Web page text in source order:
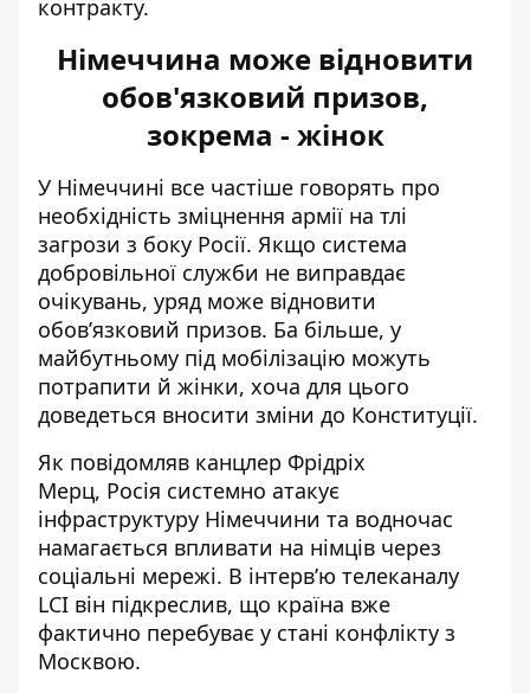
контракту.
Німеччина може відновити
обов'язковий призов,
зокрема - жінок
У Німеччині все частіше говорять про
необхідність зміцнення армії на тлі
загрози з боку Росії. Якщо система
добровільної служби не виправдає
очікувань, уряд може відновити
обов’язковий призов. Ба більше, у
майбутньому під мобілізацію можуть
потрапити й жінки, хоча для цього
доведеться вносити зміни до Конституції.
Як повідомляв канцлер Фрідріх
Мерц, Росія системно атакує
інфраструктуру Німеччини та водночас
намагається впливати на німців через
соціальні мережі. В інтерв’ю телеканалу
LCI він підкреслив, що країна вже
фактично перебуває у стані конфлікту з
Москвою.